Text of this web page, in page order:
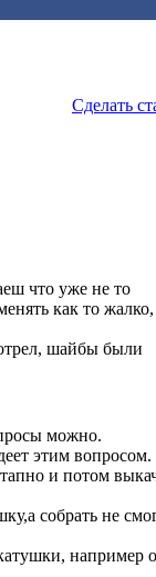
Сделать
что уже не то
как то жалко,
шайбы были
можно.
этим вопросом.
и потом
собрать не